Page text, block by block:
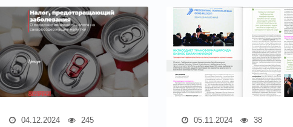
04.12.2024 245 05.11.2024 38